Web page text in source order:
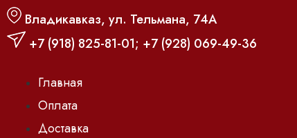
Владикавказ, ул. Тельмана, 74А
+7 (918) 825-81-01; +7 (928) 069-49-36
Главная
Оплата
Доставка